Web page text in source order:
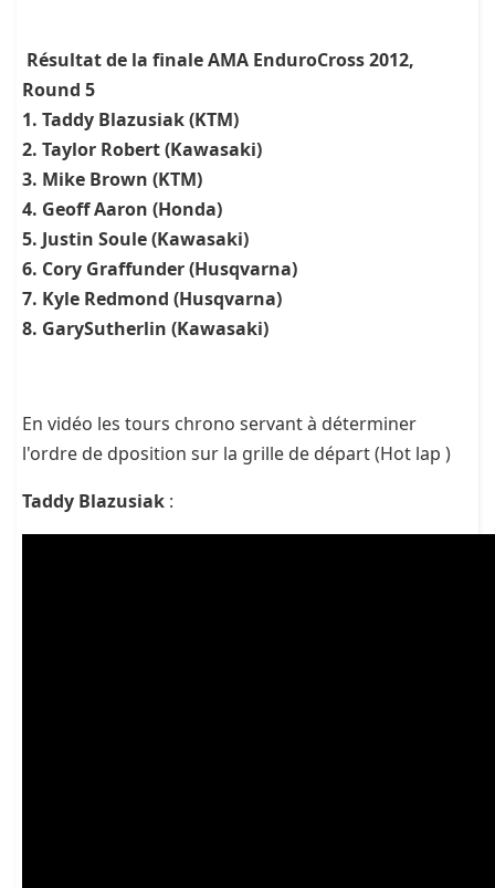
Résultat de la finale AMA EnduroCross 2012,
Round 5
1. Taddy Blazusiak (KTM)
2. Taylor Robert (Kawasaki)
3. Mike Brown (KTM)
4. Geoff Aaron (Honda)
5. Justin Soule (Kawasaki)
6. Cory Graffunder (Husqvarna)
7. Kyle Redmond (Husqvarna)
8. GarySutherlin (Kawasaki)
En vidéo les tours chrono servant à déterminer
l'ordre de dposition sur la grille de départ (Hot lap )
Taddy Blazusiak :